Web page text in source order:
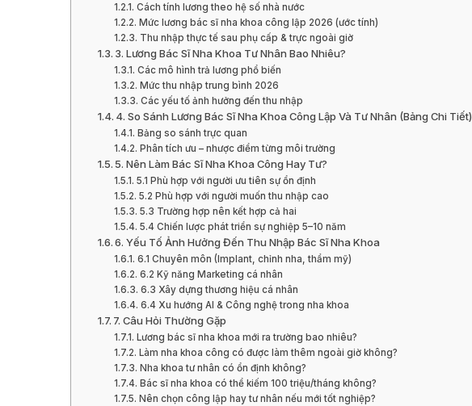
Cách tính lương theo hệ số nhà nước
Mức lương bác sĩ nha khoa công lập 2026 (ước tính)
Thu nhập thực tế sau phụ cấp & trực ngoài giờ
3. Lương Bác Sĩ Nha Khoa Tư Nhân Bao Nhiêu?
Các mô hình trả lương phổ biến
Mức thu nhập trung bình 2026
Các yếu tố ảnh hưởng đến thu nhập
4. So Sánh Lương Bác Sĩ Nha Khoa Công Lập Và Tư Nhân (Bảng Chi Tiết)
Bảng so sánh trực quan
Phân tích ưu – nhược điểm từng môi trường
5. Nên Làm Bác Sĩ Nha Khoa Công Hay Tư?
5.1 Phù hợp với người ưu tiên sự ổn định
5.2 Phù hợp với người muốn thu nhập cao
5.3 Trường hợp nên kết hợp cả hai
5.4 Chiến lược phát triển sự nghiệp 5–10 năm
6. Yếu Tố Ảnh Hưởng Đến Thu Nhập Bác Sĩ Nha Khoa
6.1 Chuyên môn (Implant, chỉnh nha, thẩm mỹ)
6.2 Kỹ năng Marketing cá nhân
6.3 Xây dựng thương hiệu cá nhân
6.4 Xu hướng AI & Công nghệ trong nha khoa
7. Câu Hỏi Thường Gặp
Lương bác sĩ nha khoa mới ra trường bao nhiêu?
Làm nha khoa công có được làm thêm ngoài giờ không?
Nha khoa tư nhân có ổn định không?
Bác sĩ nha khoa có thể kiếm 100 triệu/tháng không?
Nên chọn công lập hay tư nhân nếu mới tốt nghiệp?